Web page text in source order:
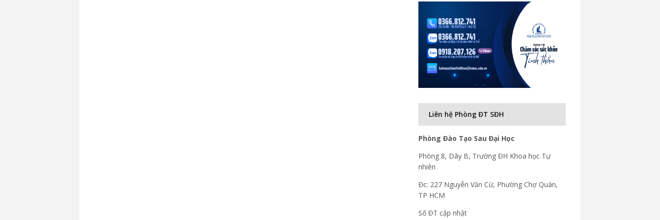
Liên hệ Phòng ĐT SĐH
Phòng Đào Tạo Sau Đại Học
Phòng 8, Dãy B, Trường ĐH Khoa học Tự
nhiên
Đc: 227 Nguyễn Văn Cừ, Phường Chợ Quán,
TP HCM
Số ĐT cập nhật